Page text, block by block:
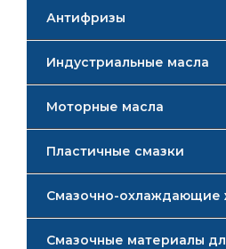
Антифризы
Индустриальные масла
Моторные масла
Пластичные смазки
Смазочно-охлаждающие
Смазочные материалы